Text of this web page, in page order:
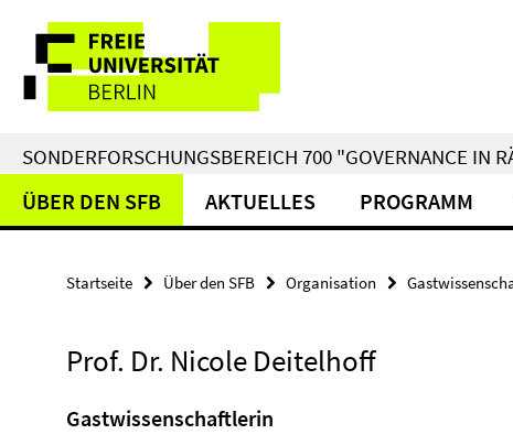
direkt
Inhalt
Service-
Navigation
SONDERFORSCHUNGSBEREICH 700 "GOVERNANCE IN
ÜBER DEN SFB AKTUELLES PROGRAMM
Startseite Über den SFB Organisation
Prof. Dr. Nicole Deitelhoff
Gastwissenschaftlerin